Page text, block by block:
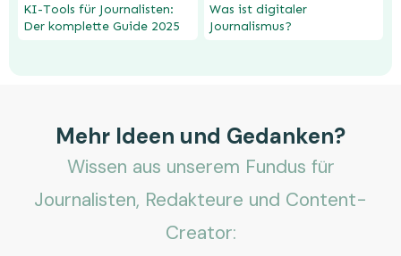
KI-Tools für Journalisten:
Der komplette Guide 2025
Was ist digitaler
Journalismus?
Mehr Ideen und Gedanken?
Wissen aus unserem Fundus für
Journalisten, Redakteure und Content-
Creator: